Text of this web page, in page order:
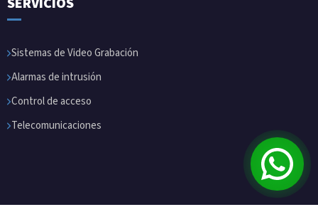
Sistemas de Video Grabación
Alarmas de intrusión
Control de acceso
Telecomunicaciones